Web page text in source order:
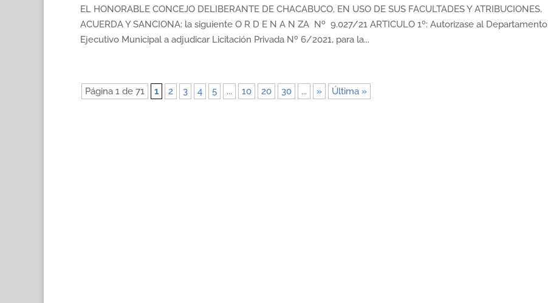
EL HONORABLE CONCEJO DELIBERANTE DE CHACABUCO, EN USO DE SUS FACULTADES Y ATRIBUCIONES,
ACUERDA Y SANCIONA: la siguiente O R D E N A N ZA Nº 9.027/21 ARTICULO 1º: Autorizase al Departamento
Ejecutivo Municipal a adjudicar Licitación Privada Nº 6/2021, para la...
Página 1 de 71 1 2 3 4 5 ... 10 20 30 ... » Última »